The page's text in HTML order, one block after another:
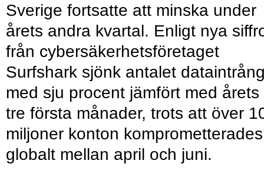
Sverige fortsatte att minska under
årets andra kvartal. Enligt nya
från cybersäkerhetsföretaget
Surfshark sjönk antalet
med sju procent jämfört med årets
tre första månader, trots att över
miljoner konton komprometterades
globalt mellan april och juni.